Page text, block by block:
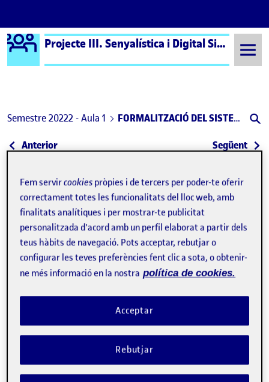
Saltar al contingut
Logo Ágora Projecte III. Senyalística i Digital Signage aula 1
Semestre 20222 - Aula 1 FORMALITZACIÓ DEL SISTEMA DE SENYALETICA DEL MERCAT DE SANT ANTONI
Navegació d'entrades
Anterior: PAC3. Formalització del Sistema Següent:
Publicat perFORMALITZACIÓ DEL
Publicat per
Nuria Garcia Picon
Visibilitat:
Públic -Data de publicació
10 Maig 2023 -comentariel FORMALITZACIÓ DEL SISTEMA DE
Reproductor
vídeo
Fem servircookies pròpies i de tercers per poder-te oferir
correctament totes les funcionalitats del lloc web, amb
finalitats analítiques i per mostrar-te publicitat
personalitzada d'acord amb un perfil elaborat a partir dels
teus hàbits de navegació. Pots acceptar, rebutjar o
configurar les teves preferències fent clic a sota, o obtenir-
ne més informació en la nostra política de cookies.
Rebutjar
Acceptar